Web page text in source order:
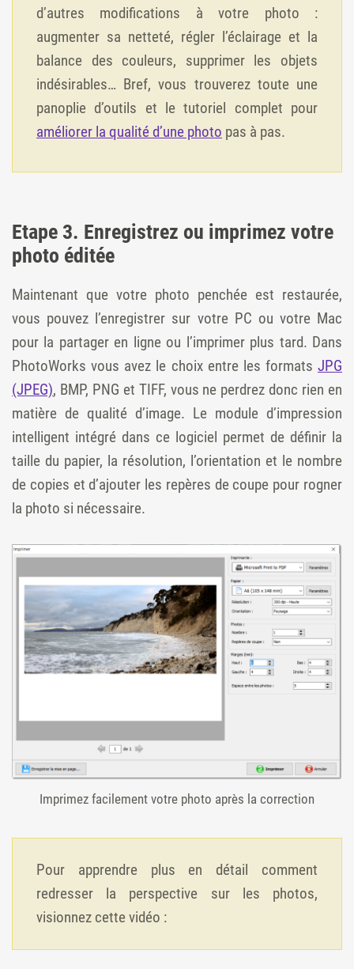
d’autres modifications à votre photo :
augmenter sa netteté, régler l’éclairage et la
balance des couleurs, supprimer les objets
indésirables… Bref, vous trouverez toute une
panoplie d’outils et le tutoriel complet pour
améliorer la qualité d’une photo pas à pas.
Etape 3. Enregistrez ou imprimez votre
photo éditée
Maintenant que votre photo penchée est restaurée,
vous pouvez l’enregistrer sur votre PC ou votre Mac
pour la partager en ligne ou l’imprimer plus tard. Dans
PhotoWorks vous avez le choix entre les formats JPG
(JPEG), BMP, PNG et TIFF, vous ne perdrez donc rien en
matière de qualité d’image. Le module d’impression
intelligent intégré dans ce logiciel permet de définir la
taille du papier, la résolution, l’orientation et le nombre
de copies et d’ajouter les repères de coupe pour rogner
la photo si nécessaire.
Imprimez facilement votre photo après la correction
Pour apprendre plus en détail comment
redresser la perspective sur les photos,
visionnez cette vidéo :